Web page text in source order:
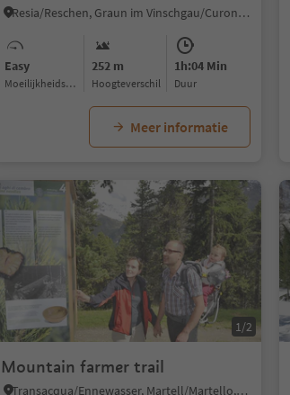
Resia/Reschen, Graun im Vinschgau/Curon Venosta, Vinschgau/Val Venosta
Easy
Moeilijkheidsgraad
252 m
Hoogteverschil
1h:04 Min
Duur
Meer informatie
1/2
Mountain farmer trail
Transacqua/Ennewasser, Martell/Martello, Vinschgau/Val Venosta